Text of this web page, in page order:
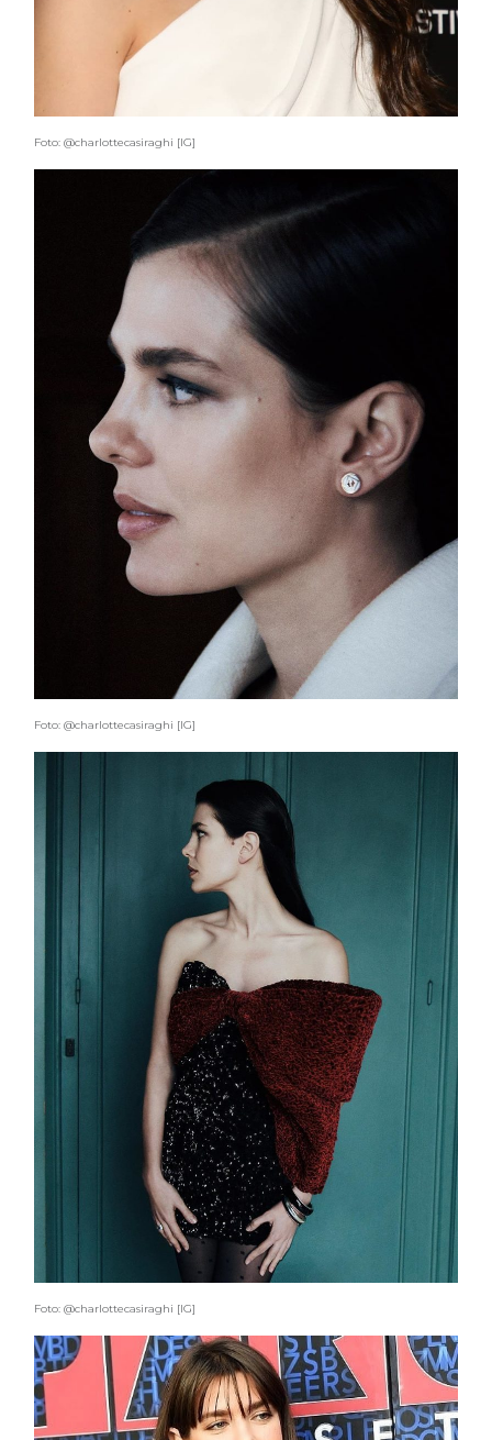
Foto: @charlottecasiraghi [IG]
Foto: @charlottecasiraghi [IG]
Foto: @charlottecasiraghi [IG]